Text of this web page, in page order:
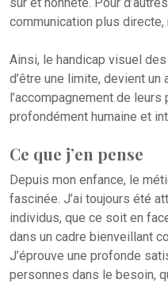
communication plus
Ainsi, le handicap visuel
d’être une limite, devient un
l’accompagnement de
profondément humaine et
Ce que j’en pense
Depuis mon enfance, le
fascinée. J’ai toujours été
individus, que ce soit en
dans un cadre bienveillant
J’éprouve une profonde
personnes dans le besoin,